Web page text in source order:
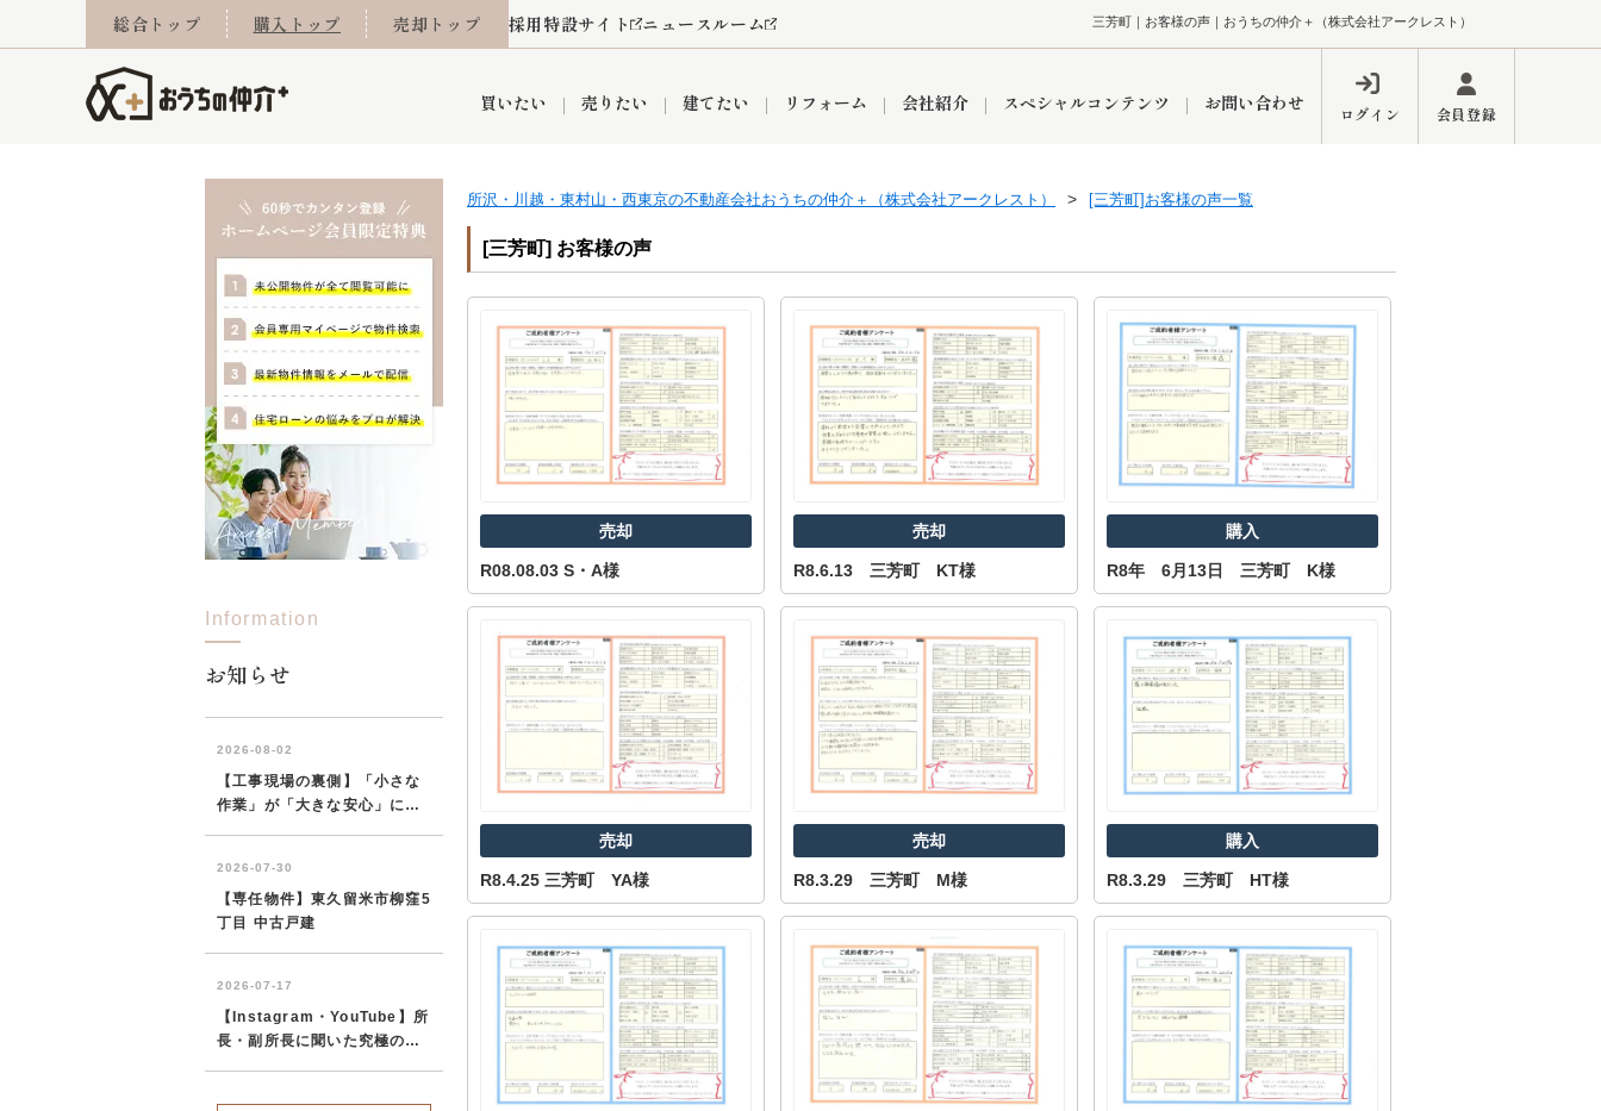
三芳町｜お客様の声｜おうちの仲介＋（株式会社アークレスト）
総合トップ 購入トップ 売却トップ 採用特設サイト ニュースルーム
買いたい
町名から探す
当社お預かり物件 グループ会社施工物件 リノベーション済み物件
今月の住宅ローン金利
所沢市 川越市
東久留米市
売りたい
売却成功実績
住み替え 離婚 不動産買取 空き家 リースバック
西東京市 東久留米市
建てたい リフォーム
リフォーム事例 【埼玉】補助金・助成金
会社紹介
採用情報 お客様の声
小手指営業所 所沢営業所 東所沢営業所 入間営業所 ひばりケ丘営業所 秋津営業所 東久留米営業所
おうちLABO
スペシャルコンテンツ
おうちパークくらぶ
お問い合わせ
売却査定依頼
ログイン 会員登録
所沢・川越・東村山・西東京の不動産会社おうちの仲介＋（株式会社アークレスト） [三芳町]お客様の声一覧
[三芳町] お客様の声
売却
R08.08.03 S・A様
売却
R8.6.13 三芳町 KT様
購入
R8年 6月13日 三芳町 K様
売却
R8.4.25 三芳町 YA様
売却
R8.3.29 三芳町 M様
購入
R8.3.29 三芳町 HT様
Information
お知らせ